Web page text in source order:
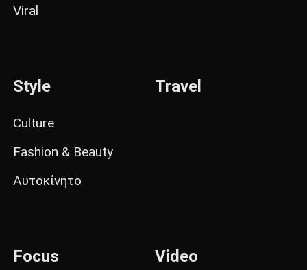
Viral
Style
Culture
Fashion & Beauty
Αυτοκίνητο
Travel
Focus Video